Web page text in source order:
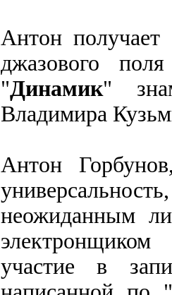
Антон получает
джазового
"Динамик"
Владимира
Антон
неожиданным
участие в